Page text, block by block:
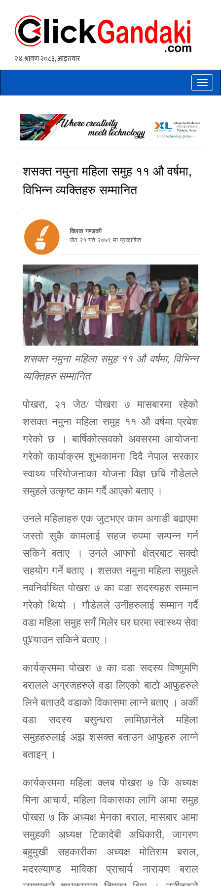
Toggle
शसक्त नमुना महिला समुह ११ औ वर्षमा,
विभिन्न व्यक्तिहरु सम्मानित
-
क्लिक गण्डकी
जेठ २१ गते २०७९ मा प्रकाशित
शसक्त नमुना महिला समुह ११ औ वर्षमा, विभिन्न
व्यक्तिहरु सम्मानित
पोखरा, २१ जेठ/ पोखरा ७ मासबारमा रहेको
शसक्त नमुना महिला समुह ११ औ वर्षमा प्रबेश
गरेको छ । बार्षिकोत्सवको अवसरमा आयोजना
गरेको कार्याक्रम शुभकामना दिदै नेपाल सरकार
स्वाथ्य परियोजनाका योजना विज्ञ छबि गौडेलले
समुहले उत्कृष्ट काम गर्दै आएको बताए ।
उनले महिलाहरु एक जुटभएर काम अगाडी बढाएमा
जस्तो सुकै कामलाई सहज रुपमा सम्पन्न गर्न
सकिने बताए । उनले आफ्नो क्षेत्रबाट सक्दो
सहयोग गर्ने बताए । शसक्त नमुना महिला समुहले
नवनिर्वाचित पोखरा ७ का वडा सदस्यहरु सम्मान
गरेको थियो । गौडेलले उनीहरुलाई सम्मान गर्दै
वडा महिला समुह सगँ मिलेर घर घरमा स्वास्थ्य सेवा
पु¥याउन सकिने बताए ।
कार्यक्रममा पोखरा ७ का वडा सदस्य विष्णुमणि
बरालले अग्रजहरुले वडा लिएको बाटो आफुहरुले
लिने बताउदै वडाको विकासमा लाग्ने बताए । अर्की
वडा सदस्य बसुन्धरा लामिछानेले महिला
समुहहरुलाई अझ शसक्त बताउन आफुहरु लाग्ने
बताइन् ।
कार्यक्रममा महिला क्लब पोखरा ७ कि अध्यक्ष
मिना आचार्य, महिला विकासका लागि आमा समुह
पोखरा ७ कि अध्यक्ष मेनका बराल, मासबार आमा
समुहकी अध्यक्ष टिकादेबी अधिकारी, जागरण
बहुमुखी सहकारीका अध्यक्ष मोतिराम बराल,
मदरल्याण्ड माविका प्राचार्य नारायण बराल